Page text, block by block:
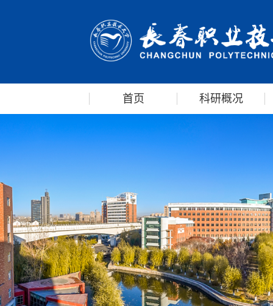
首页 科研概况